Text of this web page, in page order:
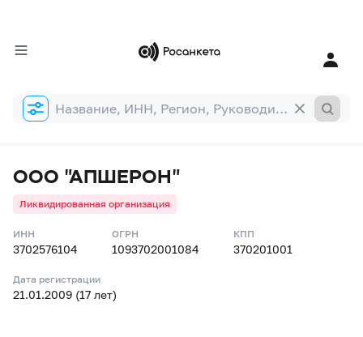
Форма
поиска
ООО "АПШЕРОН"
Ликвидированная организация
ИНН
3702576104
ОГРН
1093702001084
КПП
370201001
Дата регистрации
21.01.2009 (17 лет)